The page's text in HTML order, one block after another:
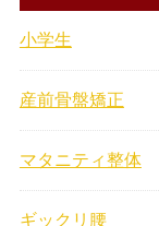
小学生
産前骨盤矯正
マタニティ整体
ギックリ腰